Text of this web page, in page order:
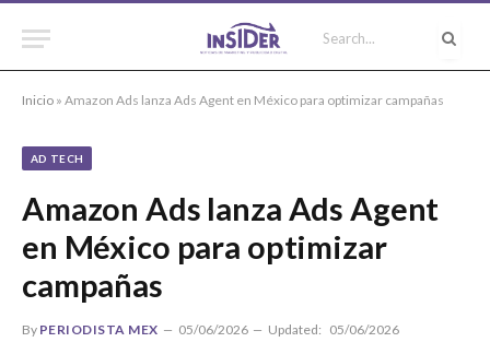
Inicio » Amazon Ads lanza Ads Agent en México para optimizar campañas
AD TECH
Amazon Ads lanza Ads Agent
en México para optimizar
campañas
By PERIODISTA MEX 05/06/2026 Updated: 05/06/2026